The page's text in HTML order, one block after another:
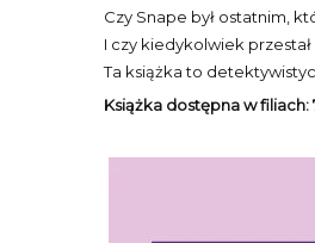
Czy Snape był ostatnim,
I czy kiedykolwiek
Ta książka to
Książka dostępna w filiach: